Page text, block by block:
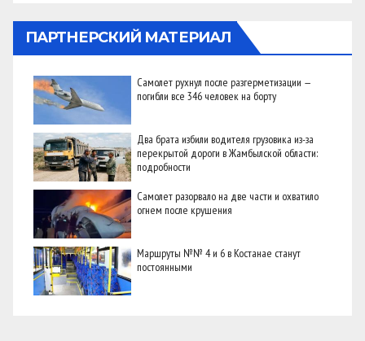
ПАРТНЕРСКИЙ МАТЕРИАЛ
Самолет рухнул после разгерметизации —
погибли все 346 человек на борту
Два брата избили водителя грузовика из-за
перекрытой дороги в Жамбылской области:
подробности
Самолет разорвало на две части и охватило
огнем после крушения
Маршруты №№ 4 и 6 в Костанае станут
постоянными